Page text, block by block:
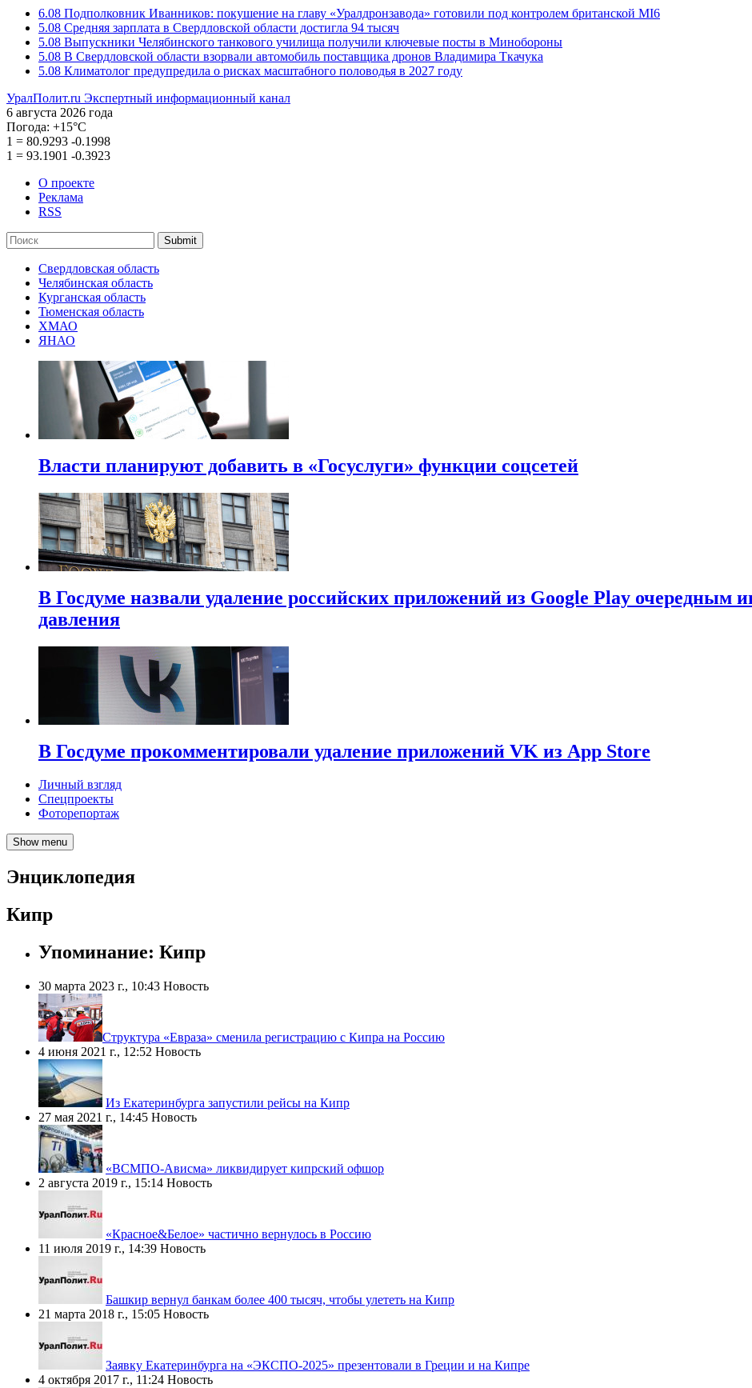
6.08 Подполковник Иванников: покушение на главу «Уралдронзавода» готовили под контролем британской MI6
5.08 Средняя зарплата в Свердловской области достигла 94 тысяч
5.08 Выпускники Челябинского танкового училища получили ключевые посты в Минобороны
5.08 В Свердловской области взорвали автомобиль поставщика дронов Владимира Ткачука
5.08 Климатолог предупредила о рисках масштабного половодья в 2027 году
УралПолит.ru Экспертный информационный канал
6 августа 2026 года
Погода: +15°С
1 = 80.9293 -0.1998
1 = 93.1901 -0.3923
О проекте
Реклама
RSS
Submit
Свердловская область
Челябинская область
Курганская область
Тюменская область
ХМАО
ЯНАО
Власти планируют добавить в «Госуслуги» функции соцсетей
В Госдуме назвали удаление российских приложений из Google Play очередным
давления
В Госдуме прокомментировали удаление приложений VK из App Store
Личный взгляд
Спецпроекты
Фоторепортаж
Show menu
Энциклопедия
Кипр
Упоминание: Кипр
30 марта 2023 г., 10:43 Новость
​Структура «Евраза» сменила регистрацию с Кипра на Россию
4 июня 2021 г., 12:52 Новость
Из Екатеринбурга запустили рейсы на Кипр
27 мая 2021 г., 14:45 Новость
«ВСМПО-Ависма» ликвидирует кипрский офшор
2 августа 2019 г., 15:14 Новость
«Красное&Белое» частично вернулось в Россию
11 июля 2019 г., 14:39 Новость
Башкир вернул банкам более 400 тысяч, чтобы улететь на Кипр
21 марта 2018 г., 15:05 Новость
Заявку Екатеринбурга на «ЭКСПО-2025» презентовали в Греции и на Кипре
4 октября 2017 г., 11:24 Новость